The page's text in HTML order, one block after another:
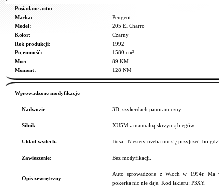
Posiadane auto:
Marka:
Peugeot
Model:
205 El Charro
Kolor:
Czarny
Rok produkcji:
1992
Pojemność:
1580 cm³
Moc:
89 KM
Moment:
128 NM
Wprowadzone modyfikacje
Nadwozie: 3D, szyberdach panoramiczny
Silnik: XU5M z manualną skrzynią biegów
Układ wydech.: Bosal. Niestety trzeba mu się przyjrzeć, bo
Zawieszenie: Bez modyfikacji.
Opis zewnętrzny:
Auto sprowadzone z Włoch w 1994r. Ma
pokerka nic nie daje. Kod lakieru: P3XY.